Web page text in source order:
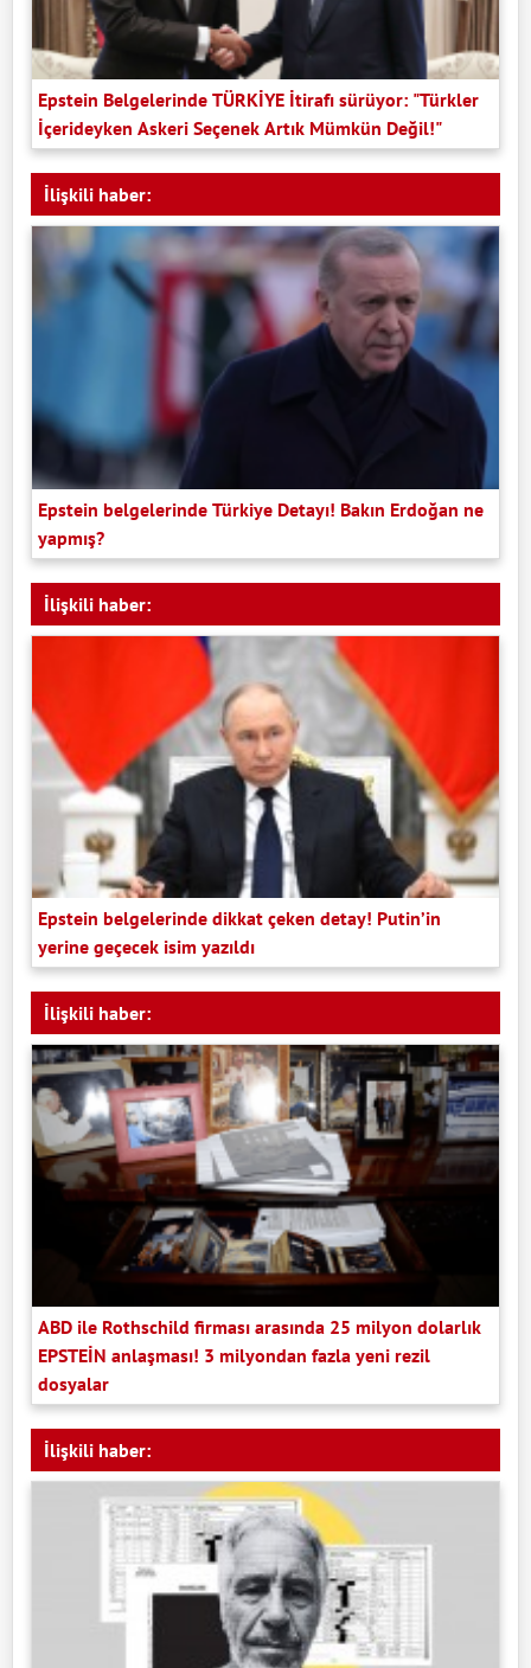
Epstein Belgelerinde TÜRKİYE İtirafı sürüyor: "Türkler
İçerideyken Askeri Seçenek Artık Mümkün Değil!"
İlişkili haber:
Epstein belgelerinde Türkiye Detayı! Bakın Erdoğan ne
yapmış?
İlişkili haber:
Epstein belgelerinde dikkat çeken detay! Putin’in
yerine geçecek isim yazıldı
İlişkili haber:
ABD ile Rothschild firması arasında 25 milyon dolarlık
EPSTEİN anlaşması! 3 milyondan fazla yeni rezil
dosyalar
İlişkili haber: